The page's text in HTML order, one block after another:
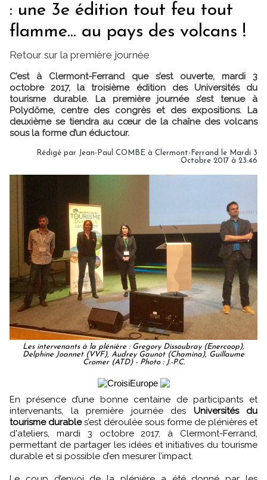
: une 3e édition tout feu tout
flamme... au pays des volcans !
Retour sur la première journée
C’est à Clermont-Ferrand que s’est ouverte, mardi 3
octobre 2017, la troisième édition des Universités du
tourisme durable. La première journée s’est tenue à
Polydôme, centre des congrès et des expositions. La
deuxième se tiendra au cœur de la chaîne des volcans
sous la forme d’un éductour.
Rédigé par Jean-Paul COMBE à Clermont-Ferrand le Mardi 3
Octobre 2017 à 23:46
Les intervenants à la plénière : Gregory Dissoubray (Enercoop),
Delphine Joannet (VVF), Audrey Gaunot (Chamina), Guillaume
Cromer (ATD) - Photo : J.-P.C.
En présence d’une bonne centaine de participants et
intervenants, la première journée des Universités du
tourisme durables’est déroulée sous forme de plénières et
d'ateliers, mardi 3 octobre 2017, à Clermont-Ferrand,
permettant de partager les idées et initiatives du tourisme
durable et si possible d’en mesurer l’impact.